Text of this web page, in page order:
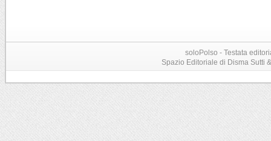
soloPolso - Testata
Spazio Editoriale di Disma Sutti